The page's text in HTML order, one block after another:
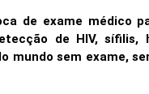
de exame médico
de HIV, sífilis,
mundo sem exame,